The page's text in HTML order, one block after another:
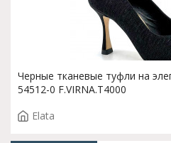
Черные тканевые туфли на
54512-0 F.VIRNA.T4000
Elata